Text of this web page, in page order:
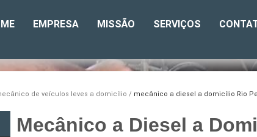
EMPRESA MISSÃO SERVIÇOS
de veículos leves a domicílio mecânico a diesel a domicílio Rio
Mecânico a Diesel a